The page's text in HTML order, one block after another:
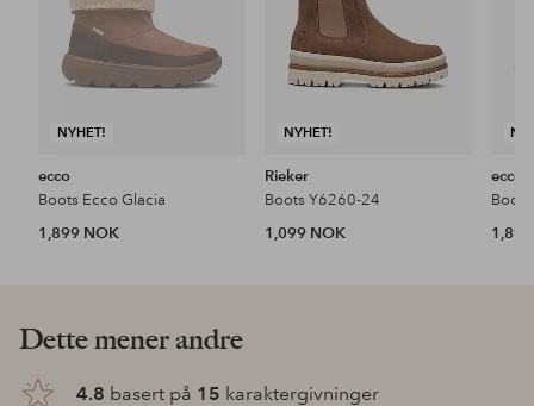
NYHET!
ecco
Boots Ecco Glacia
1,899 NOK
NYHET!
Rieker
Boots Y6260-24
1,099 NOK
ecco
Dette mener andre
4.8 basert på 15 karaktergivninger